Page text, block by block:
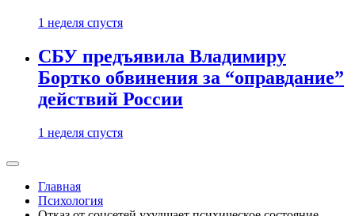
1 неделя спустя
СБУ предъявила Владимиру
Бортко обвинения за “оправдание”
действий России
1 неделя спустя
Главная
Психология